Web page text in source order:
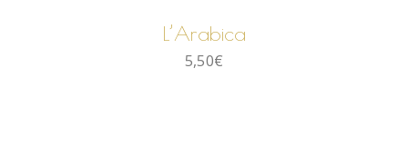
L’Arabica
5,50€